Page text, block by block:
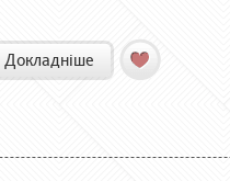
Докладніше